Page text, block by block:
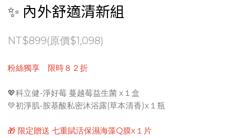
✨ 內外舒適清新組
NT$899(原價$1,098)
粉絲獨享 限時８２折
💖科立健-淨好莓 蔓越莓益生菌 x１盒
💚初淨肌-胺基酸私密沐浴露(草本清香)x１瓶
🎁 限定贈送 七重賦活保濕海藻Q膜x１片